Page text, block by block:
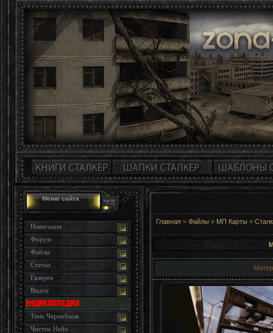
Меню сайта
Навигация
Форум
Файлы
Статьи
Галерея
Видео
Тень Чернобыля
Чистое Небо
Главная » Файлы » МП Карты »